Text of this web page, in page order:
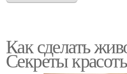
Как сделать
Секреты